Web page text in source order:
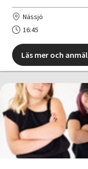
Nässjö
16:45
Läs mer och anmäl